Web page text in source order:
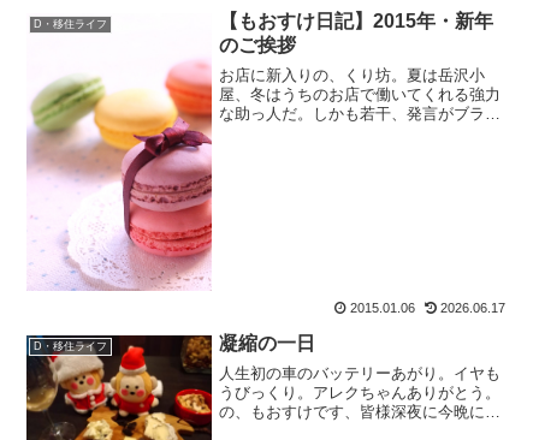
D・移住ライフ
【もおすけ日記】2015年・新年
のご挨拶
お店に新入りの、くり坊。夏は岳沢小
屋、冬はうちのお店で働いてくれる強力
な助っ人だ。しかも若干、発言がブラッ
2015.01.06 2026.06.17
D・移住ライフ 凝縮の一日
人生初の車のバッテリーあがり。イヤも
うびっくり。アレクちゃんありがとう。
の、もおすけです、皆様深夜に今晩に